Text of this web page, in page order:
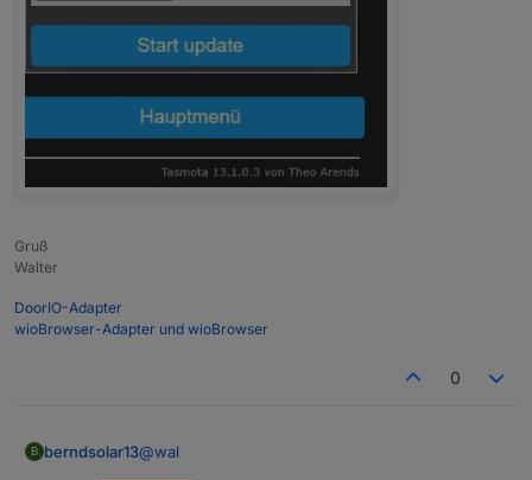
Gruß
Walter
DoorIO-Adapter
wioBrowser-Adapter und wioBrowser
0
B berndsolar13@wal